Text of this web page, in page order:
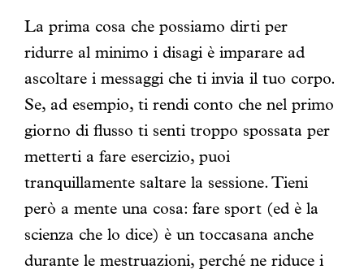
La prima cosa che possiamo dirti per
ridurre al minimo i disagi è imparare ad
ascoltare i messaggi che ti invia il tuo corpo.
Se, ad esempio, ti rendi conto che nel primo
giorno di flusso ti senti troppo spossata per
metterti a fare esercizio, puoi
tranquillamente saltare la sessione. Tieni
però a mente una cosa: fare sport (ed è la
scienza che lo dice) è un toccasana anche
durante le mestruazioni, perché ne riduce i